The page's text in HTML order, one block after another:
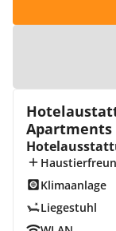
Apartments
Klimaanlage
Liegestuhl